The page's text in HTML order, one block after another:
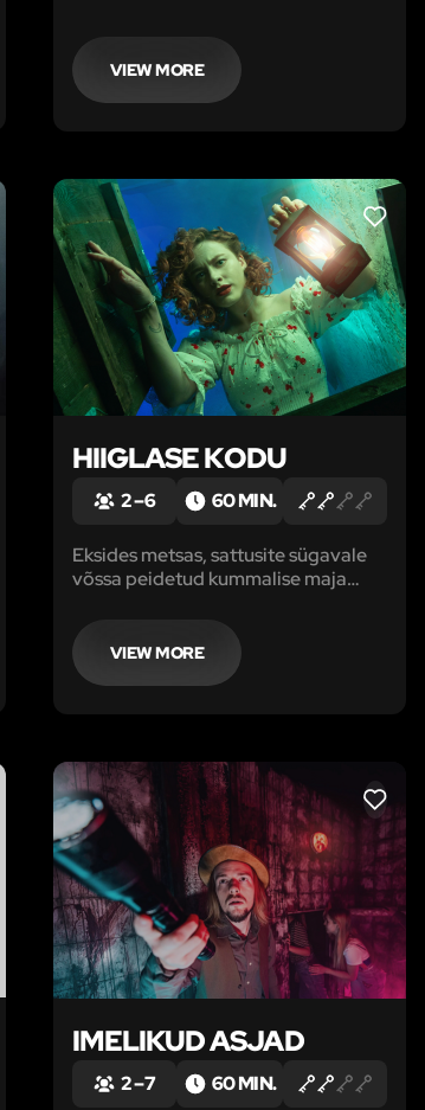
VIEW MORE
LIKE
HIIGLASE KODU
2 – 6 60 MIN.
Eksides metsas, sattusite sügavale
võssa peidetud kummalise maja
otsustate koputada ja abi paluda.
Kuid majaperemees osutub
kohutavaks, kurjaks hiiglaseks.
VIEW MORE
LIKE
IMELIKUD ASJAD
2 – 7 60 MIN.